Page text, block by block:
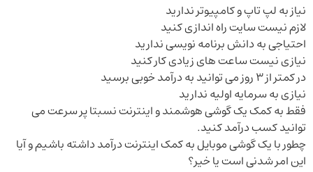
نیاز به لپ تاپ و کامپیوتر ندارید
لازم نیست سایت راه اندازی کنید
احتیاجی به دانش برنامه نویسی ندارید
نیازی نیست ساعت های زیادی کار کنید
در کمتر از 3 روز می توانید به درآمد خوبی برسید
نیازی به سرمایه اولیه ندارید
فقط به کمک یک گوشی هوشمند و اینترنت نسبتا پر سرعت می
توانید کسب درآمد کنید.
چطور با یک گوشی موبایل به کمک اینترنت درآمد داشته باشیم و آیا
این امر شدنی است یا خیر؟